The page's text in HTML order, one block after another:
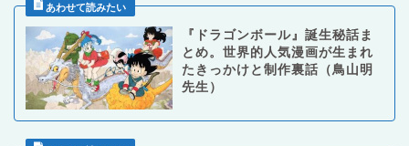
『ドラゴンボール』誕生秘話ま
とめ。世界的人気漫画が生まれ
たきっかけと制作裏話（鳥山明
先生）